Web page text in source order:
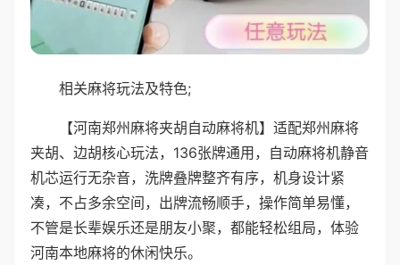
相关麻将玩法及特色;
【河南郑州麻将夹胡自动麻将机】适配郑州麻将
夹胡、边胡核心玩法，136张牌通用，自动麻将机静音
机芯运行无杂音，洗牌叠牌整齐有序，机身设计紧
凑，不占多余空间，出牌流畅顺手，操作简单易懂，
不管是长辈娱乐还是朋友小聚，都能轻松组局，体验
河南本地麻将的休闲快乐。